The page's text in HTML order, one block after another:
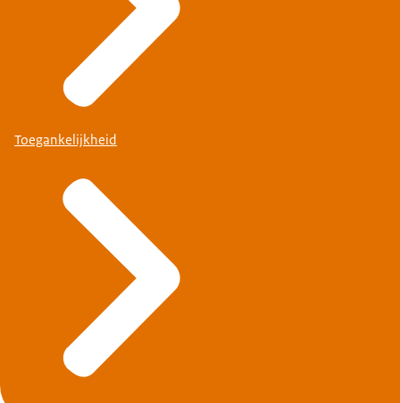
Toegankelijkheid